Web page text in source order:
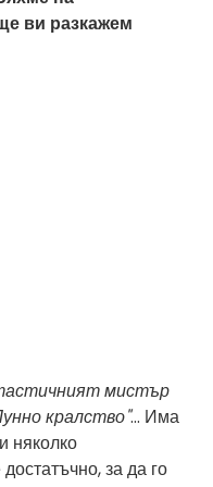
ви разкажем
мистър
кралство"... Има
няколко
за да го